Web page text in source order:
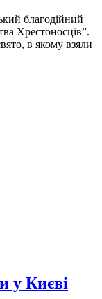
благодійний
Хрестоносців”.
в якому взяли
у Києві